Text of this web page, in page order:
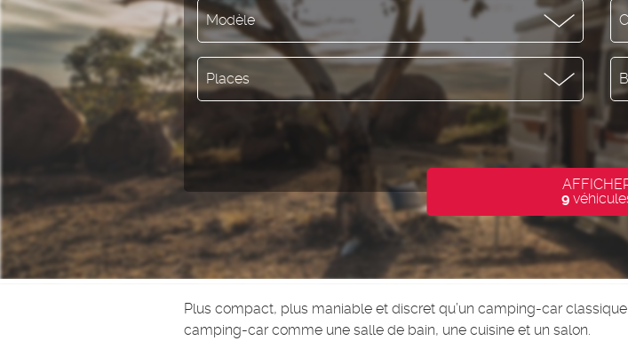
Modèle
Places
9
Plus compact, plus maniable et discret qu’un camping-car
camping-car comme une salle de bain, une cuisine et un salon.